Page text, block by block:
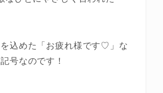
込めた「お疲れ様です♡」な
号なのです！